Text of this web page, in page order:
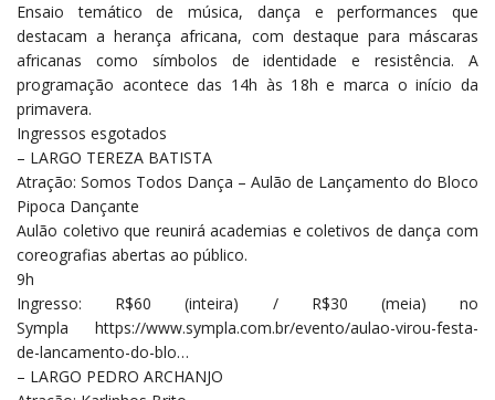
Ensaio temático de música, dança e performances que
destacam a herança africana, com destaque para máscaras
africanas como símbolos de identidade e resistência. A
programação acontece das 14h às 18h e marca o início da
primavera.
Ingressos esgotados
– LARGO TEREZA BATISTA
Atração: Somos Todos Dança – Aulão de Lançamento do Bloco
Pipoca Dançante
Aulão coletivo que reunirá academias e coletivos de dança com
coreografias abertas ao público.
9h
Ingresso: R$60 (inteira) / R$30 (meia) no
Sympla https://www.sympla.com.br/evento/aulao-virou-festa-
de-lancamento-do-blo…
– LARGO PEDRO ARCHANJO